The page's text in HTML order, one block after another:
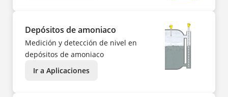
Depósitos de amoniaco
Medición y detección de nivel en
depósitos de amoniaco
Ir a Aplicaciones